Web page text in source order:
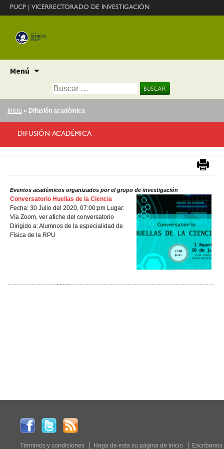
PUCP VICERRECTORADO DE INVESTIGACIÓN
Menú
contenido
Buscar:
Inicio » Difusión académica
DIFUSIÓN ACADÉMICA
Eventos académicos organizados por el grupo de investigación
Conversatorio Huellas de la Ciencia
Fecha: 30 Julio del 2020, 07:00:pm Lugar:
Vía Zoom, ver afiche del conversatorio
Dirigido a: Alumnos de la especialidad de
Física de la RPU
Términos y condiciones Haga de esta su página de inicio Escríbanos